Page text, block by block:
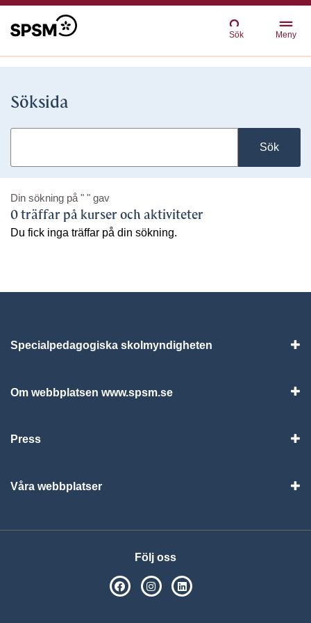
Sök Meny
Söksida
Sök
Din sökning på " " gav
0 träffar på kurser och aktiviteter
Du fick inga träffar på din sökning.
Specialpedagogiska skolmyndigheten
Om webbplatsen www.spsm.se
Press
Våra webbplatser
Följ oss
SPSM på Facebook
SPSM på Instagram